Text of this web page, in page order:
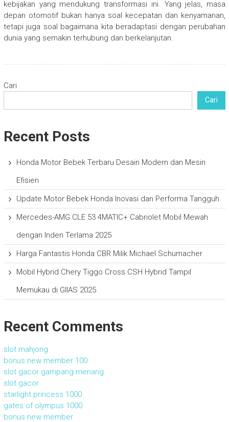
kebijakan yang mendukung transformasi ini. Yang jelas, masa
depan otomotif bukan hanya soal kecepatan dan kenyamanan,
tetapi juga soal bagaimana kita beradaptasi dengan perubahan
dunia yang semakin terhubung dan berkelanjutan.
Cari
Cari
Recent Posts
Honda Motor Bebek Terbaru Desain Modern dan Mesin
Efisien
Update Motor Bebek Honda Inovasi dan Performa Tangguh
Mercedes-AMG CLE 53 4MATIC+ Cabriolet Mobil Mewah
dengan Inden Terlama 2025
Harga Fantastis Honda CBR Milik Michael Schumacher
Mobil Hybrid Chery Tiggo Cross CSH Hybrid Tampil
Memukau di GIIAS 2025
Recent Comments
slot mahjong
bonus new member 100
slot gacor gampang menang
slot gacor
starlight princess 1000
gates of olympus 1000
bonus new member